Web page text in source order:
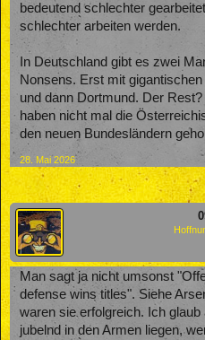
bedeutend schlechter
schlechter arbeiten werden.
In Deutschland gibt es zwei
Nonsens. Erst mit
und dann Dortmund. Der
haben nicht mal die
den neuen Bundesländern
28. Mai 2026
Man sagt ja nicht umsonst
defense wins titles". Siehe
waren sie erfolgreich. Ich
jubelnd in den Armen liegen,